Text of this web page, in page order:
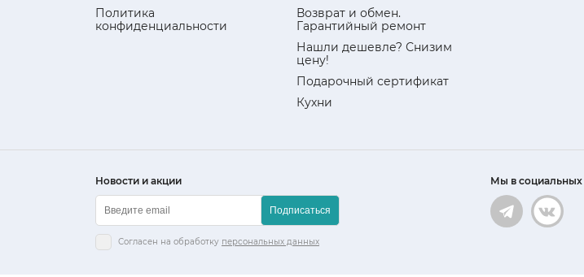
Политика
конфиденциальности
Возврат и обмен.
Гарантийный ремонт
Нашли дешевле? Снизим
цену!
Подарочный сертификат
Кухни
Мы в социальных
Новости и акции
Подписаться
Согласен на обработку персональных данных